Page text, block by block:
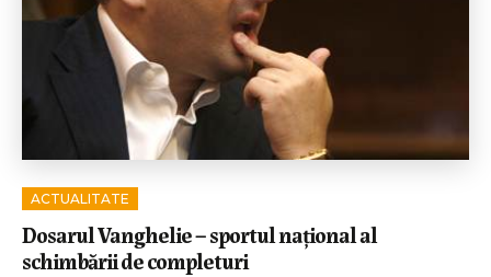
ACTUALITATE
Dosarul Vanghelie – sportul național al
schimbării de completuri